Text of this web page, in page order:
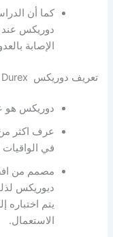
كما أن
دوريكس عند
الإصابة
تعريف دوريكس Durex
دوريكس هو
في الواقيات
مصمم من
ديوريكس
يتم اختباره
الاستعمال.